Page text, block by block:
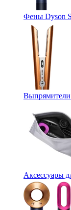
Фены Dyson
Аксессуары